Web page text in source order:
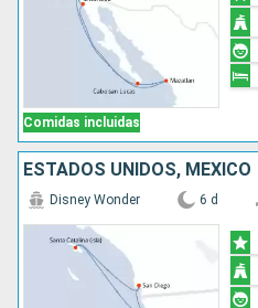
Comidas incluidas
ESTADOS UNIDOS, MÉXICO
Disney Wonder 6 d